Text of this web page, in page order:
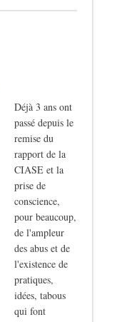
Déjà 3 ans ont
passé depuis le
remise du
rapport de la
CIASE et la
prise de
conscience,
pour beaucoup,
de l'ampleur
des abus et de
l'existence de
pratiques,
idées, tabous
qui font